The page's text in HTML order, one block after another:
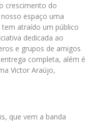
crescimento do
espaço uma
tem atraído um público
dedicada ao
e grupos de amigos
completa, além é
Victor Araújo,
que vem a banda